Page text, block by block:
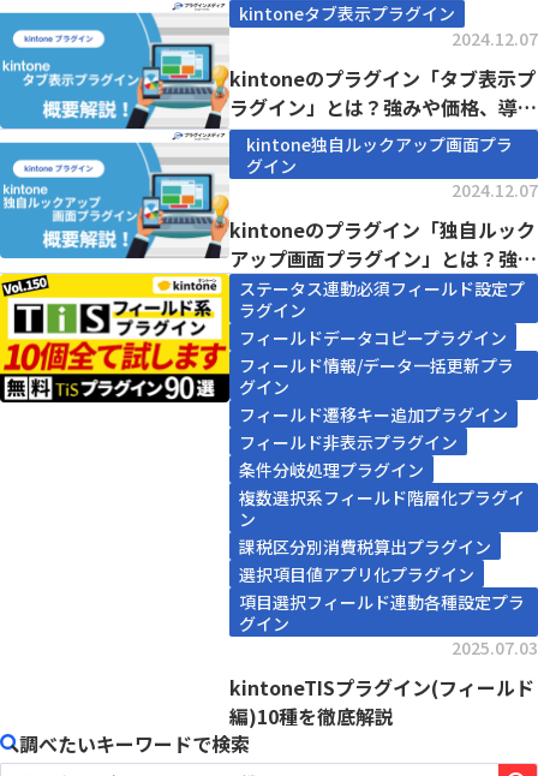
kintoneタブ表示プラグイン
2024.12.07
kintoneのプラグイン「タブ表示プ
ラグイン」とは？強みや価格、導入
事例まで徹...
kintone独自ルックアップ画面プラ
グイン
2024.12.07
kintoneのプラグイン「独自ルック
アップ画面プラグイン」とは？強み
や価格、導...
ステータス連動必須フィールド設定プ
ラグイン
フィールドデータコピープラグイン
フィールド情報/データ一括更新プラ
グイン
フィールド遷移キー追加プラグイン
フィールド非表示プラグイン
条件分岐処理プラグイン
複数選択系フィールド階層化プラグイ
ン
課税区分別消費税算出プラグイン
選択項目値アプリ化プラグイン
項目選択フィールド連動各種設定プラ
グイン
2025.07.03
kintoneTISプラグイン(フィールド
編)10種を徹底解説
調べたいキーワードで検索